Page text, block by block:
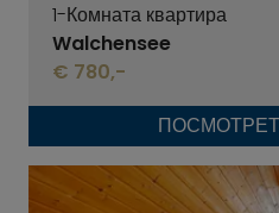
1-Комната квартира
Walchensee
€ 780,-